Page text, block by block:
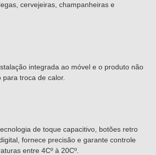
cervejeiras, champanheiras e
integrada ao móvel e o produto não
troca de calor.
de toque capacitivo, botões retro
fornece precisão e garante controle
entre 4Cº à 20Cº.